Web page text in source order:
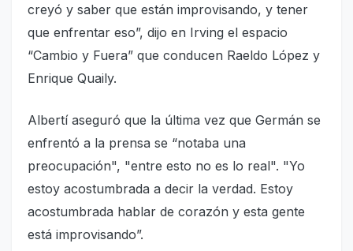
creyó y saber que están improvisando, y tener
que enfrentar eso”, dijo en Irving el espacio
“Cambio y Fuera” que conducen Raeldo López y
Enrique Quaily.
Albertí aseguró que la última vez que Germán se
enfrentó a la prensa se “notaba una
preocupación", "entre esto no es lo real". "Yo
estoy acostumbrada a decir la verdad. Estoy
acostumbrada hablar de corazón y esta gente
está improvisando”.